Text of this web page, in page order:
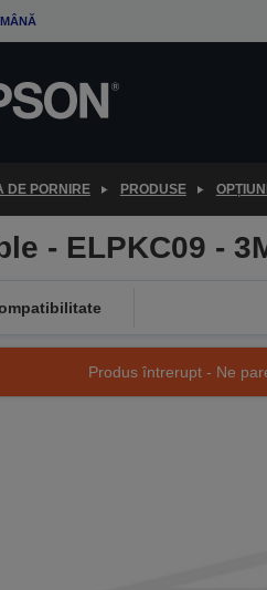
DE PORNIRE PRODUSE OPȚIUNI
- ELPKC09 -
Produs întrerupt - Ne